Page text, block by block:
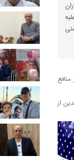
از